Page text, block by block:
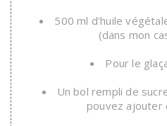
500 ml d'huile
(dans mon
Pour le
Un bol rempli de
pouvez ajouter